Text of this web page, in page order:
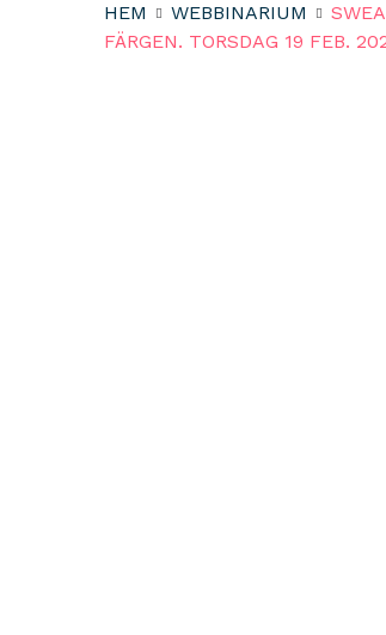
HEM WEBBINARIUM
FÄRGEN. TORSDAG 19 FEB.